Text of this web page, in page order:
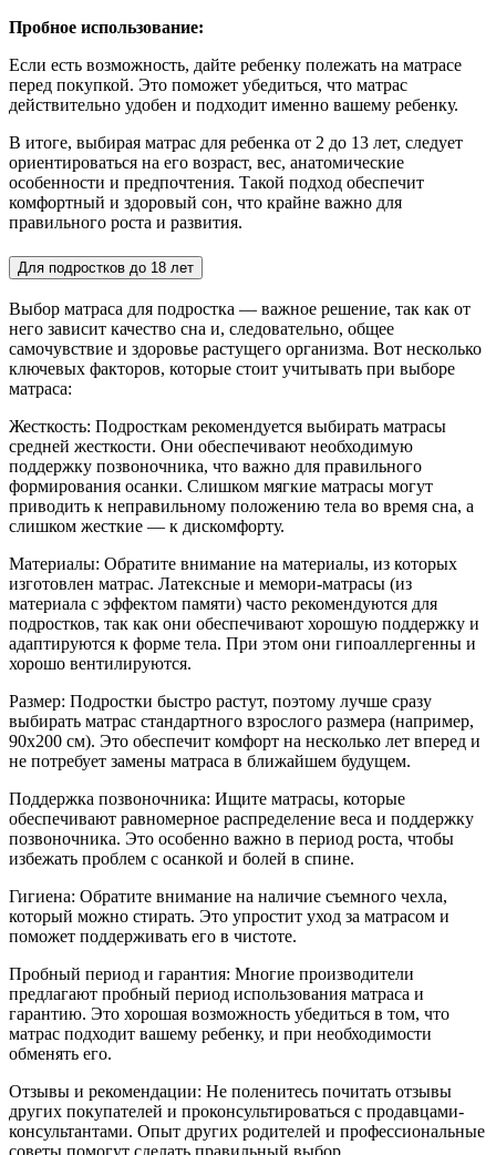
Пробное использование:
Если есть возможность, дайте ребенку полежать на матрасе
перед покупкой. Это поможет убедиться, что матрас
действительно удобен и подходит именно вашему ребенку.
В итоге, выбирая матрас для ребенка от 2 до 13 лет, следует
ориентироваться на его возраст, вес, анатомические
особенности и предпочтения. Такой подход обеспечит
комфортный и здоровый сон, что крайне важно для
правильного роста и развития.
Для подростков до 18 лет
Выбор матраса для подростка — важное решение, так как от
него зависит качество сна и, следовательно, общее
самочувствие и здоровье растущего организма. Вот несколько
ключевых факторов, которые стоит учитывать при выборе
матраса:
Жесткость: Подросткам рекомендуется выбирать матрасы
средней жесткости. Они обеспечивают необходимую
поддержку позвоночника, что важно для правильного
формирования осанки. Слишком мягкие матрасы могут
приводить к неправильному положению тела во время сна, а
слишком жесткие — к дискомфорту.
Материалы: Обратите внимание на материалы, из которых
изготовлен матрас. Латексные и мемори-матрасы (из
материала с эффектом памяти) часто рекомендуются для
подростков, так как они обеспечивают хорошую поддержку и
адаптируются к форме тела. При этом они гипоаллергенны и
хорошо вентилируются.
Размер: Подростки быстро растут, поэтому лучше сразу
выбирать матрас стандартного взрослого размера (например,
90x200 см). Это обеспечит комфорт на несколько лет вперед и
не потребует замены матраса в ближайшем будущем.
Поддержка позвоночника: Ищите матрасы, которые
обеспечивают равномерное распределение веса и поддержку
позвоночника. Это особенно важно в период роста, чтобы
избежать проблем с осанкой и болей в спине.
Гигиена: Обратите внимание на наличие съемного чехла,
который можно стирать. Это упростит уход за матрасом и
поможет поддерживать его в чистоте.
Пробный период и гарантия: Многие производители
предлагают пробный период использования матраса и
гарантию. Это хорошая возможность убедиться в том, что
матрас подходит вашему ребенку, и при необходимости
обменять его.
Отзывы и рекомендации: Не поленитесь почитать отзывы
других покупателей и проконсультироваться с продавцами-
консультантами. Опыт других родителей и профессиональные